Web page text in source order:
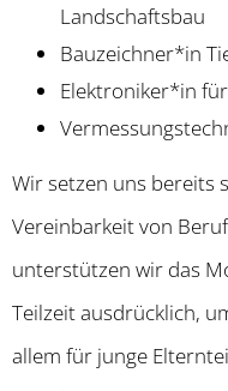
Landschaftsbau
Bauzeichner*in
Elektroniker*in
Wir setzen uns bereits
Vereinbarkeit von
unterstützen wir das
Teilzeit ausdrücklich,
allem für junge